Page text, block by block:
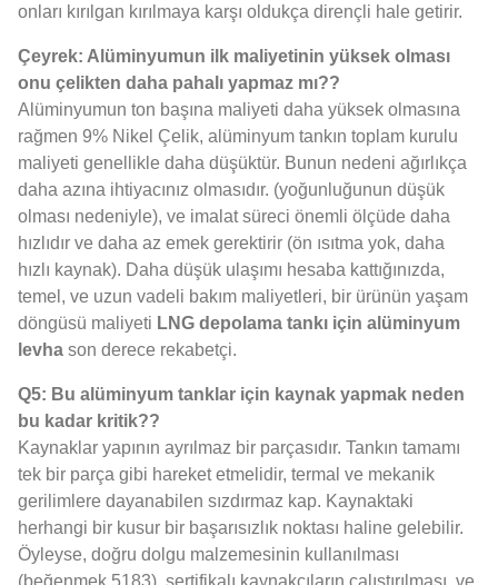
onları kırılgan kırılmaya karşı oldukça dirençli hale getirir.
Çeyrek: Alüminyumun ilk maliyetinin yüksek olması
onu çelikten daha pahalı yapmaz mı??
Alüminyumun ton başına maliyeti daha yüksek olmasına
rağmen 9% Nikel Çelik, alüminyum tankın toplam kurulu
maliyeti genellikle daha düşüktür. Bunun nedeni ağırlıkça
daha azına ihtiyacınız olmasıdır. (yoğunluğunun düşük
olması nedeniyle), ve imalat süreci önemli ölçüde daha
hızlıdır ve daha az emek gerektirir (ön ısıtma yok, daha
hızlı kaynak). Daha düşük ulaşımı hesaba kattığınızda,
temel, ve uzun vadeli bakım maliyetleri, bir ürünün yaşam
döngüsü maliyeti LNG depolama tankı için alüminyum
levha son derece rekabetçi.
Q5: Bu alüminyum tanklar için kaynak yapmak neden
bu kadar kritik??
Kaynaklar yapının ayrılmaz bir parçasıdır. Tankın tamamı
tek bir parça gibi hareket etmelidir, termal ve mekanik
gerilimlere dayanabilen sızdırmaz kap. Kaynaktaki
herhangi bir kusur bir başarısızlık noktası haline gelebilir.
Öyleyse, doğru dolgu malzemesinin kullanılması
(beğenmek 5183), sertifikalı kaynakçıların çalıştırılması, ve